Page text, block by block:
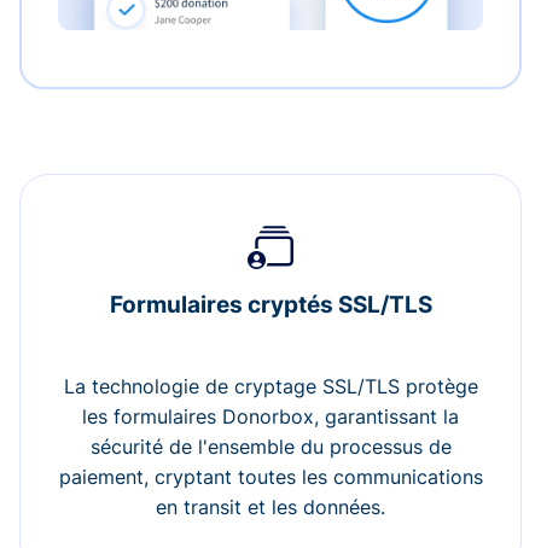
Formulaires cryptés SSL/TLS
La technologie de cryptage SSL/TLS protège
les formulaires Donorbox, garantissant la
sécurité de l'ensemble du processus de
paiement, cryptant toutes les communications
en transit et les données.